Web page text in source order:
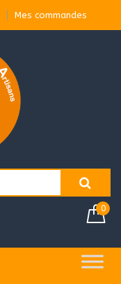
Mes commandes
0